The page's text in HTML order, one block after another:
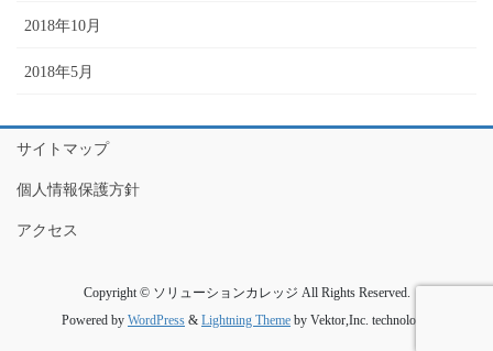
2018年10月
2018年5月
サイトマップ
個人情報保護方針
アクセス
Copyright © ソリューションカレッジ All Rights Reserved.
Powered by WordPress & Lightning Theme by Vektor,Inc. technology.